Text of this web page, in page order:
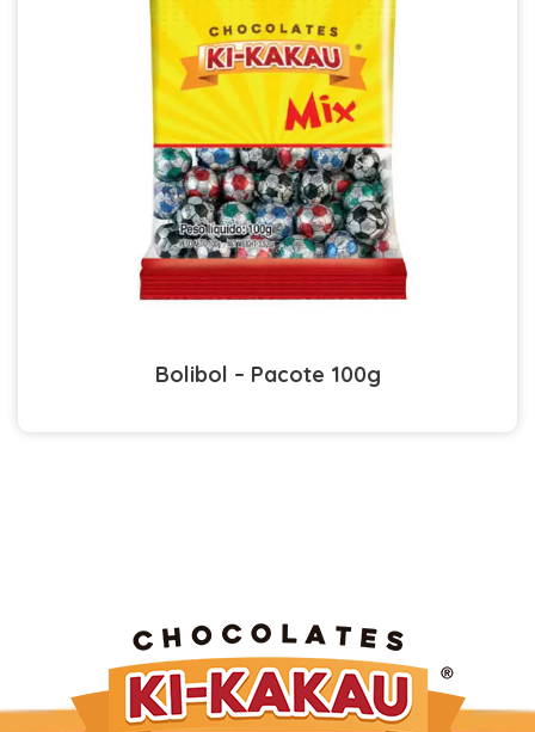
Bolibol – Pacote 100g